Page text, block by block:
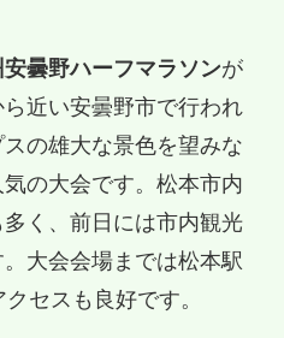
安曇野ハーフマラソンが
近い安曇野市で行われ
の雄大な景色を望みな
の大会です。松本市内
く、前日には市内観光
大会会場までは松本駅
セスも良好です。